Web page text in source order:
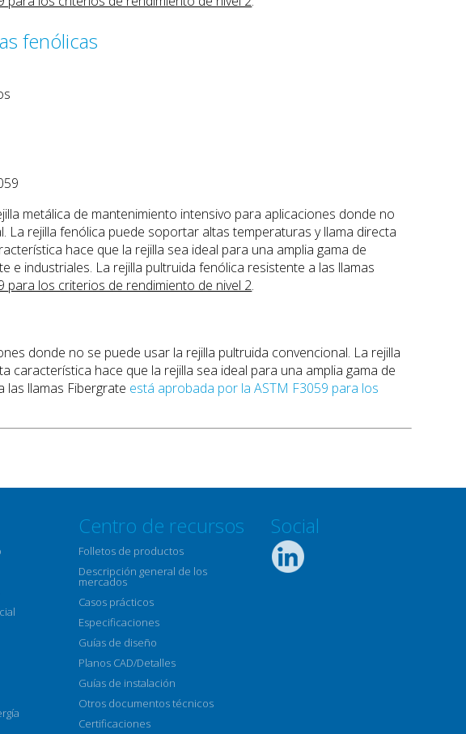
fenólicas
metálica de mantenimiento intensivo para aplicaciones donde no
La rejilla fenólica puede soportar altas temperaturas y llama directa
hace que la rejilla sea ideal para una amplia gama de
e industriales. La rejilla pultruida fenólica resistente a las llamas
para los criterios de rendimiento de nivel 2.
donde no se puede usar la rejilla pultruida convencional. La rejilla
hace que la rejilla sea ideal para una amplia gama de
las llamas Fibergrate está aprobada por laASTM F3059 para los
Centro de recursos
Folletos de productos
Descripción general de los
mercados
Casos prácticos
Especificaciones
Guías de diseño
Planos CAD/Detalles
Guías de instalación
Otros documentos técnicos
Certificaciones
Social